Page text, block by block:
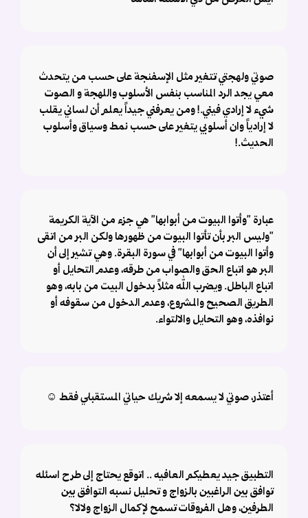
صوتي ولهجتي تتغير مثل الإسفنجة على حسب من يتحدث
معي يجد الرد المناسب بنفس الأسلوب واللهجة و الصوت
شيء لا إرادي فيني.! ومن يعرفني جيداً يعلم أن لساني يقلب
لا إرادياً وان أسلوبي يتغير على حسب نمط وسياق وأسلوب
الحديث.!
عبارة "وأتوا البيوت من أبوابها" هي جزء من الآية الكريمة
"وليس البر بأن تأتوا البيوت من ظهورها ولكن البر من اتقى
وأتوا البيوت من أبوابها" في سورة البقرة. وهي تشير إلى أن
البر هو اتباع الحق والصواب من طرقه، وعدم التحايل أو
اتباع الباطل. ويضرب الله مثلاً بدخول البيت من بابه، وهو
الطريق الصحيح والمشروع، وعدم الدخول من سقوفه أو
نوافذه، وهو التحايل والالتواء.
أعتذر، صوتي لا يسمعه إلا شريك حياتي المستقبلي فقط ☺️
التطبيق جيد يعطيكم العافيه .. اتوقع يحتاج إلى طرح اسئله
توافق بين الراغبين بالزواج و تحليل نسبه التوافق بين
الطرفين، وهل الفروقات تسمح لإكمال الزواج ولالا؟